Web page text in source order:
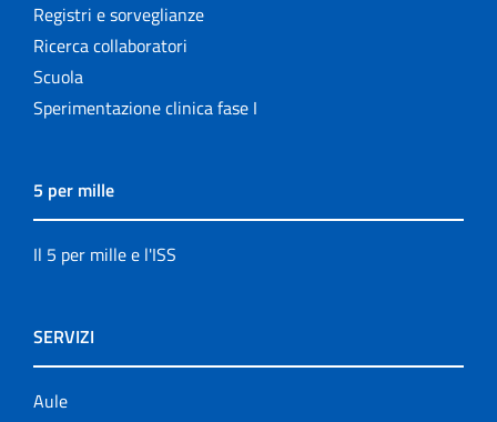
Registri e sorveglianze
Ricerca collaboratori
Scuola
Sperimentazione clinica fase I
5 per mille
Il 5 per mille e l'ISS
SERVIZI
Aule